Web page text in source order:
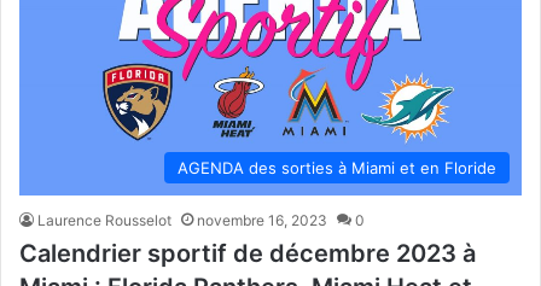
AGENDA des sorties à Miami et en Floride
Laurence Rousselot novembre 16, 2023 0
Calendrier sportif de décembre 2023 à